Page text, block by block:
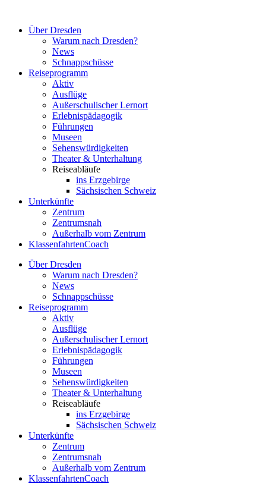
springenÜber Dresden
Warum nach Dresden?
News
Schnappschüsse
Reiseprogramm
Aktiv
Ausflüge
Außerschulischer Lernort
Erlebnispädagogik
Führungen
Museen
Sehenswürdigkeiten
Theater & Unterhaltung
Reiseabläufe
ins Erzgebirge
Sächsischen Schweiz
Unterkünfte
Zentrum
Zentrumsnah
Außerhalb vom Zentrum
KlassenfahrtenCoach
Über Dresden
Warum nach Dresden?
News
Schnappschüsse
Reiseprogramm
Aktiv
Ausflüge
Außerschulischer Lernort
Erlebnispädagogik
Führungen
Museen
Sehenswürdigkeiten
Theater & Unterhaltung
Reiseabläufe
ins Erzgebirge
Sächsischen Schweiz
Unterkünfte
Zentrum
Zentrumsnah
Außerhalb vom Zentrum
KlassenfahrtenCoach